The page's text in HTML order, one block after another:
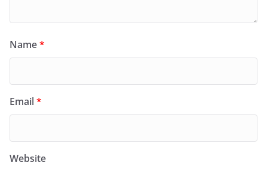
Name*
Email*
Website